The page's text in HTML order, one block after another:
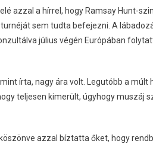
azzal a hírrel, hogy Ramsay Hunt-
sem tudta befejezni. A
július végén Európában
írta, nagy ára volt. Legutóbb a
teljesen kimerült, úgyhogy muszáj
azzal bíztatta őket, hogy